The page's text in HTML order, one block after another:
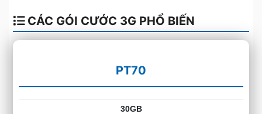
CÁC GÓI CƯỚC 3G PHỔ BIẾN
PT70
30GB